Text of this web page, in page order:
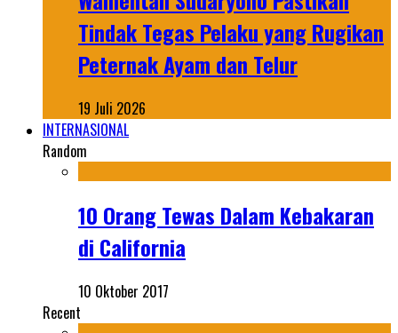
Tindak Tegas Pelaku yang Rugikan
Peternak Ayam dan Telur
19 Juli 2026
INTERNASIONAL
Random
10 Orang Tewas Dalam Kebakaran
di California
10 Oktober 2017
Recent